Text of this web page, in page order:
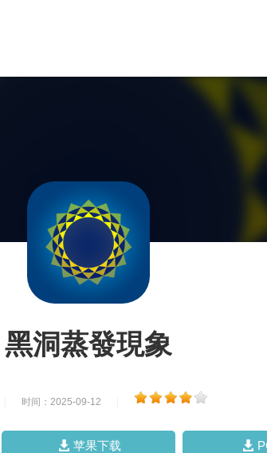
黑洞蒸發現象
时间：2025-09-12
苹果下载